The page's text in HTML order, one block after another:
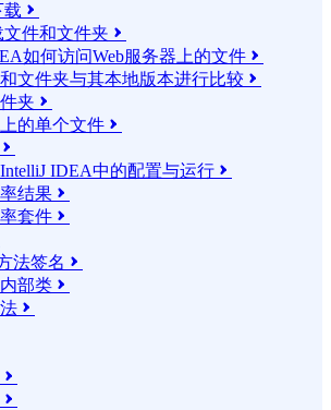
载 
件和文件夹 
如何访问Web服务器上的文件 
文件夹与其本地版本进行比较 
夹 
的单个文件 

IDEA中的配置与运行 
结果 
套件 
法签名 
部类 


